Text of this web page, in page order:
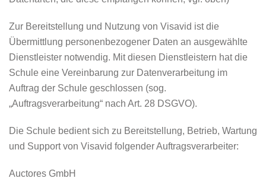
Zur Bereitstellung und Nutzung von Visavid ist die
Übermittlung personenbezogener Daten an ausgewählte
Dienstleister notwendig. Mit diesen Dienstleistern hat die
Schule eine Vereinbarung zur Datenverarbeitung im
Auftrag der Schule geschlossen (sog.
„Auftragsverarbeitung“ nach Art. 28 DSGVO).
Die Schule bedient sich zu Bereitstellung, Betrieb, Wartung
und Support von Visavid folgender Auftragsverarbeiter:
Auctores GmbH